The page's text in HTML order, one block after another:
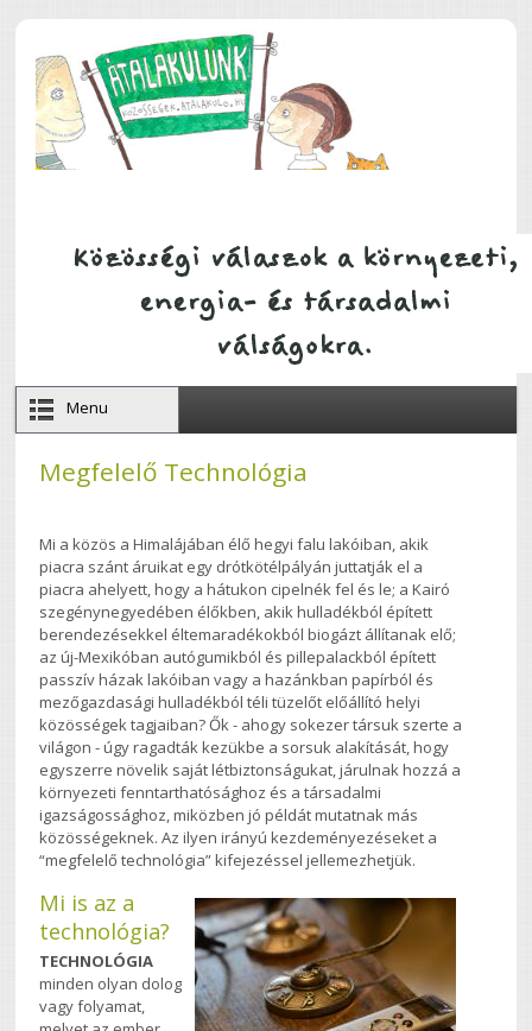
Menu
Megfelelő Technológia
Mi a közös a Himalájában élő hegyi falu lakóiban, akik
piacra szánt áruikat egy drótkötélpályán juttatják el a
piacra ahelyett, hogy a hátukon cipelnék fel és le; a Kairó
szegénynegyedében élőkben, akik hulladékból épített
berendezésekkel éltemaradékokból biogázt állítanak elő;
az új-Mexikóban autógumikból és pillepalackból épített
passzív házak lakóiban vagy a hazánkban papírból és
mezőgazdasági hulladékból téli tüzelőt előállító helyi
közösségek tagjaiban? Ők - ahogy sokezer társuk szerte a
világon - úgy ragadták kezükbe a sorsuk alakítását, hogy
egyszerre növelik saját létbiztonságukat, járulnak hozzá a
környezeti fenntarthatósághoz és a társadalmi
igazságossághoz, miközben jó példát mutatnak más
közösségeknek. Az ilyen irányú kezdeményezéseket a
“megfelelő technológia” kifejezéssel jellemezhetjük.
Mi is az a
technológia?
TECHNOLÓGIA
minden olyan dolog
vagy folyamat,